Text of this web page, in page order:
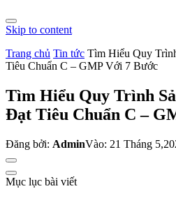
Skip to content
Trang chủ Tin tức Tìm Hiểu Quy
Tiêu Chuẩn C – GMP Với 7 Bước
Tìm Hiểu Quy Trình
Đạt Tiêu Chuẩn C –
Đăng bởi: AdminVào: 21 Tháng
Mục lục bài viết